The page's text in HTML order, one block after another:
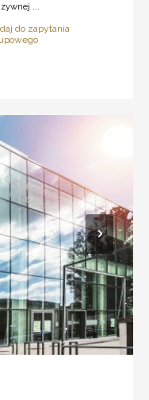
...